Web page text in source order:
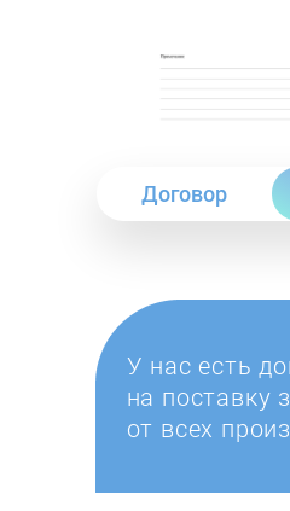
Договор
У нас есть
на поставку
от всех